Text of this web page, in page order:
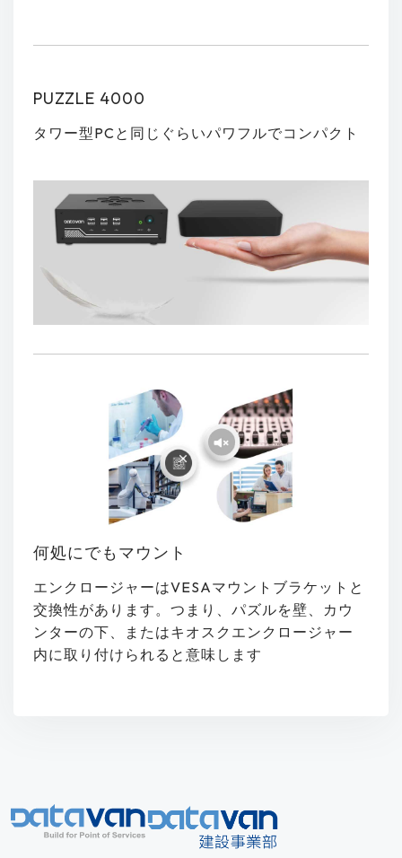
PUZZLE 4000
タワー型PCと同じぐらいパワフルでコンパクト
何処にでもマウント
エンクロージャーはVESAマウントブラケットと
交換性があります。つまり、パズルを壁、カウ
ンターの下、またはキオスクエンクロージャー
内に取り付けられると意味します